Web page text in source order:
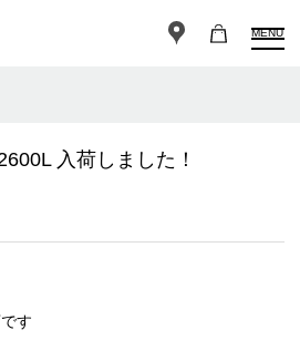
MENU
入荷しました！
す